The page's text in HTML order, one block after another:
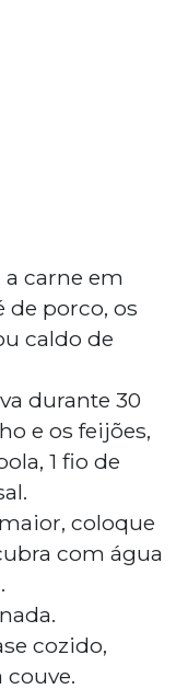
carne em
de porco, os
caldo de
durante 30
e os feijões,
1 fio de
coloque
com água
cozido,
couve.